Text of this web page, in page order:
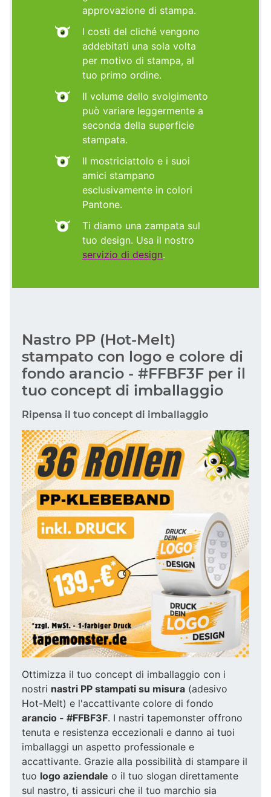
approvazione di stampa.
I costi del cliché vengono
addebitati una sola volta
per motivo di stampa, al
tuo primo ordine.
Il volume dello svolgimento
può variare leggermente a
seconda della superficie
stampata.
Il mostriciattolo e i suoi
amici stampano
esclusivamente in colori
Pantone.
Ti diamo una zampata sul
tuo design. Usa il nostro
servizio di design.
Nastro PP (Hot-Melt)
stampato con logo e colore di
fondo arancio - #FFBF3F per il
tuo concept di imballaggio
Ripensa il tuo concept di imballaggio
Ottimizza il tuo concept di imballaggio con i
nostri nastri PP stampati su misura (adesivo
Hot-Melt) e l'accattivante colore di fondo
arancio - #FFBF3F. I nastri tapemonster offrono
tenuta e resistenza eccezionali e danno ai tuoi
imballaggi un aspetto professionale e
accattivante. Grazie alla possibilità di stampare il
tuo logo aziendale o il tuo slogan direttamente
sul nastro, ti assicuri che il tuo marchio sia